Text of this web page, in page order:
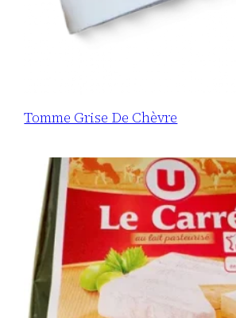
Tomme Grise De Chèvre